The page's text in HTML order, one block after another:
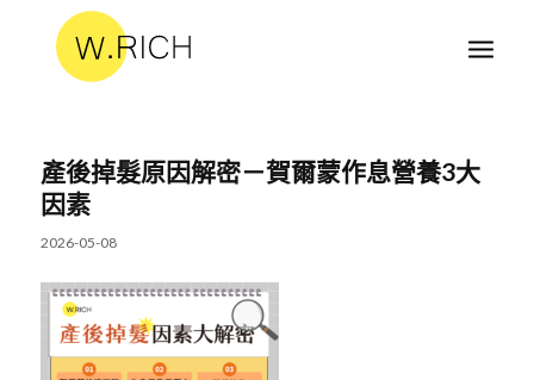
產後掉髮原因解密－賀爾蒙作息營養3大
因素
2026-05-08